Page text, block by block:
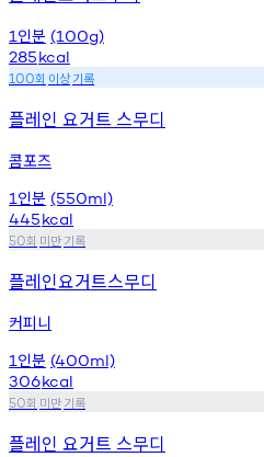
1 인분 (100g)
285kcal
100회 이상기록
플레인 요거트 스무디
콤포즈
1 인분 (550ml)
445kcal
50회 미만기록
플레인요거트스무디
커피니
1 인분 (400ml)
306kcal
50회 미만기록
플레인 요거트 스무디